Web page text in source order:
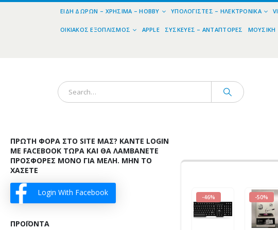
ΕΊΔΗ ΔΏΡΩΝ – ΧΡΉΣΙΜΑ – HOBBY ΥΠΟΛΟΓΙΣΤΈΣ – ΗΛΕΚΤΡΟΝΙΚΆ
ΟΙΚΙΑΚΌΣ ΕΞΟΠΛΙΣΜΌΣ APPLE ΣΥΣΚΕΥΈΣ – ΑΝΤΆΠΤΟΡΕΣ ΜΟΥΣΙΚΉ
-46% -50%
ΠΡΏΤΗ ΦΟΡΆ ΣΤΟ SITE ΜΑΣ? ΚΆΝΤΕ LOGIN
ΜΕ FACEBOOK ΤΏΡΑ ΚΑΙ ΘΑ ΛΑΜΒΆΝΕΤΕ
ΠΡΟΣΦΟΡΈΣ ΜΌΝΟ ΓΙΑ ΜΈΛΗ. ΜΗΝ ΤΟ
ΧΆΣΕΤΕ
Login With Facebook
ΠΡΟΪΌΝΤΑ